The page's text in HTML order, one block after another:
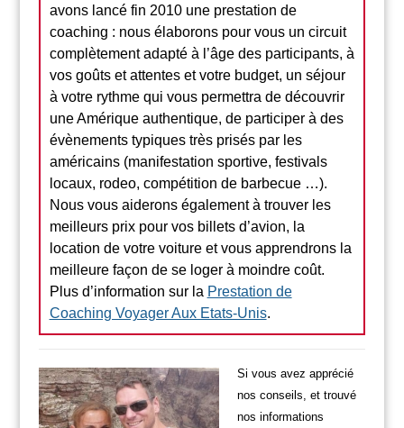
avons lancé fin 2010 une prestation de
coaching : nous élaborons pour vous un circuit
complètement adapté à l’âge des participants, à
vos goûts et attentes et votre budget, un séjour
à votre rythme qui vous permettra de découvrir
une Amérique authentique, de participer à des
évènements typiques très prisés par les
américains (manifestation sportive, festivals
locaux, rodeo, compétition de barbecue …).
Nous vous aiderons également à trouver les
meilleurs prix pour vos billets d’avion, la
location de votre voiture et vous apprendrons la
meilleure façon de se loger à moindre coût.
Plus d’information sur la Prestation de
Coaching Voyager Aux Etats-Unis.
Si vous avez apprécié
nos conseils, et trouvé
nos informations